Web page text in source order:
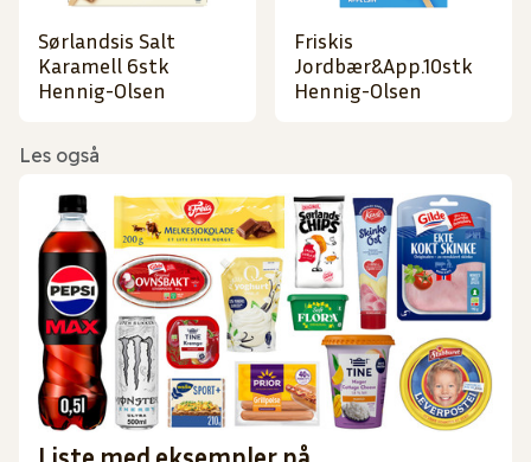
Sørlandsis Salt
Karamell 6stk
Hennig-Olsen
Friskis
Jordbær&App.10stk
Hennig-Olsen
Les også